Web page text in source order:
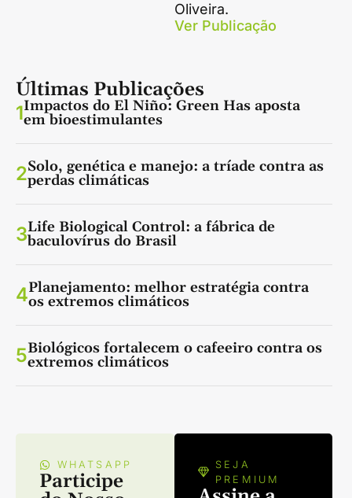
Oliveira.
Ver Publicação
Últimas Publicações
1Impactos do El Niño: Green Has aposta
em bioestimulantes
2Solo, genética e manejo: a tríade contra as
perdas climáticas
3Life Biological Control: a fábrica de
baculovírus do Brasil
4Planejamento: melhor estratégia contra
os extremos climáticos
5Biológicos fortalecem o cafeeiro contra os
extremos climáticos
WHATSAPP
Participe
SEJA
PREMIUM